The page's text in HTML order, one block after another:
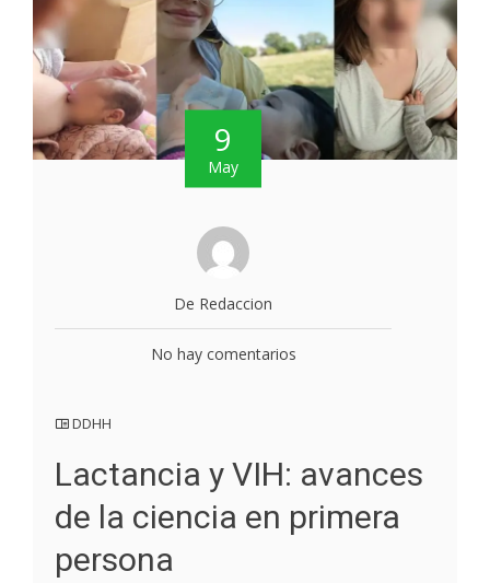
9
May
De Redaccion
No hay comentarios
DDHH
Lactancia y VIH: avances
de la ciencia en primera
persona